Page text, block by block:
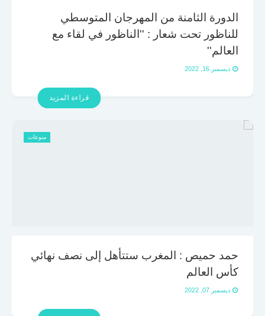
الدورة الثامنة من المهرجان المتوسطي
للناظور تحت شعار : ''الناظور في لقاء مع
العالم''
ديسمبر 16, 2022
قراءة المزيد
منوعات
حمد حميص : المغرب ستتأهل إلى نصف نهائي
كأس العالم
ديسمبر 07, 2022